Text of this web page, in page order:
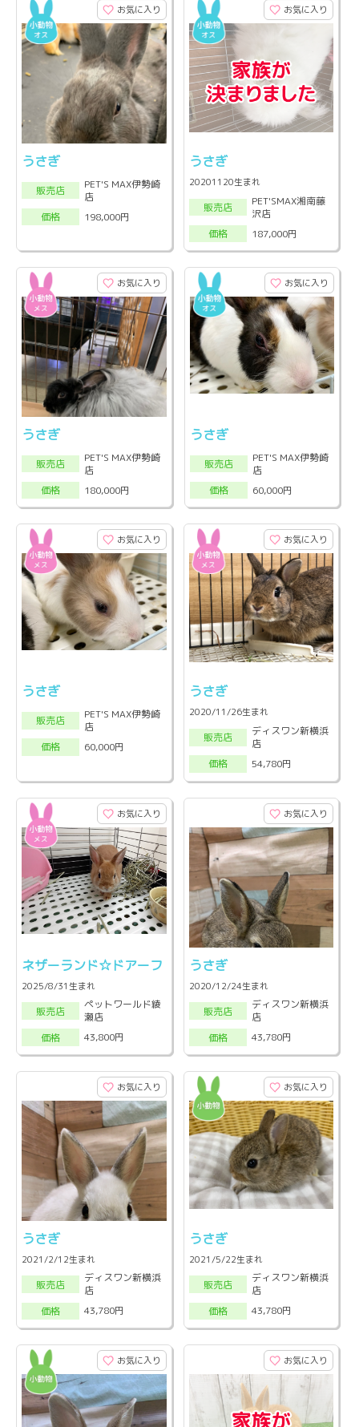
お気に入り
うさぎ
販売店
PET'S MAX伊勢崎
店
価格
198,000円
お気に入り
うさぎ
20201120生まれ
販売店
PET'SMAX湘南藤
沢店
価格
187,000円
お気に入り
うさぎ
販売店
PET'S MAX伊勢崎
店
価格
180,000円
お気に入り
うさぎ
販売店
PET'S MAX伊勢崎
店
価格
60,000円
お気に入り
うさぎ
販売店
PET'S MAX伊勢崎
店
価格
60,000円
お気に入り
うさぎ
2020/11/26生まれ
販売店
ディスワン新横浜
店
価格
54,780円
お気に入り
ネザーランド☆ドアーフ
2025/8/31生まれ
販売店
ペットワールド綾
瀬店
価格
43,800円
お気に入り
うさぎ
2020/12/24生まれ
販売店
ディスワン新横浜
店
価格
43,780円
お気に入り
うさぎ
2021/2/12生まれ
販売店
ディスワン新横浜
店
価格
43,780円
お気に入り
うさぎ
2021/5/22生まれ
販売店
ディスワン新横浜
店
価格
43,780円
お気に入り お気に入り